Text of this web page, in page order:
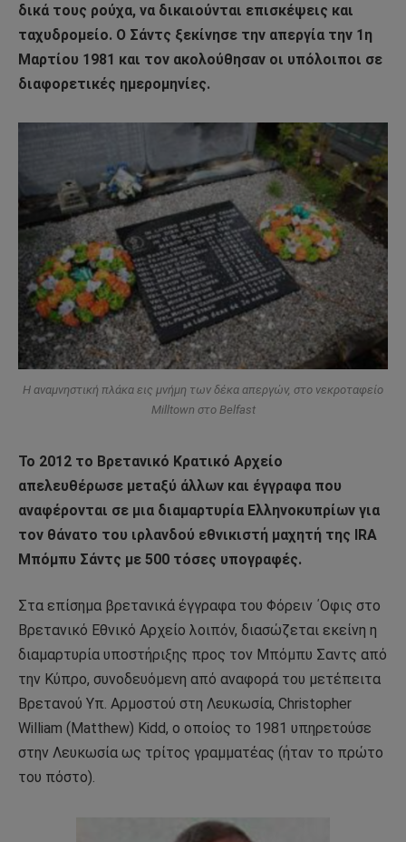
δικά τους ρούχα, να δικαιούνται επισκέψεις και
ταχυδρομείο. O Σάντς ξεκίνησε την απεργία την 1η
Μαρτίου 1981 και τον ακολούθησαν οι υπόλοιποι σε
διαφορετικές ημερομηνίες.
Η αναμνηστική πλάκα εις μνήμη των δέκα απεργών, στο νεκροταφείο
Milltown στο Belfast
Το 2012 το Βρετανικό Κρατικό Αρχείο
απελευθέρωσε μεταξύ άλλων και έγγραφα που
αναφέρονται σε μια διαμαρτυρία Ελληνοκυπρίων για
τον θάνατο του ιρλανδού εθνικιστή μαχητή της IRA
Μπόμπυ Σάντς με 500 τόσες υπογραφές.
Στα επίσημα βρετανικά έγγραφα του Φόρειν ΄Οφις στο
Βρετανικό Εθνικό Αρχείο λοιπόν, διασώζεται εκείνη η
διαμαρτυρία υποστήριξης προς τον Μπόμπυ Σαντς από
την Κύπρο, συνοδευόμενη από αναφορά του μετέπειτα
Βρετανού Υπ. Αρμοστού στη Λευκωσία, Christopher
William (Matthew) Kidd, ο οποίος το 1981 υπηρετούσε
στην Λευκωσία ως τρίτος γραμματέας (ήταν το πρώτο
του πόστο).